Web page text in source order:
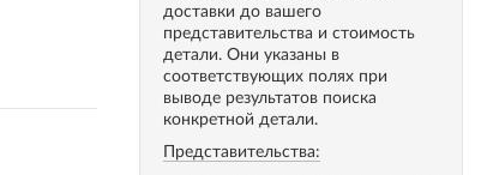
доставки до вашего
представительства и стоимость
детали. Они указаны в
соответствующих полях при
выводе результатов поиска
конкретной детали.
Представительства: